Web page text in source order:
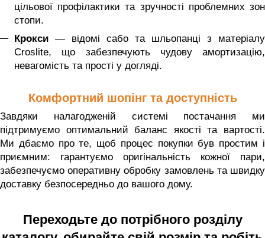
цільової профілактики та зручності проблемних зон
стопи.
Крокси — відомі сабо та шльопанці з матеріалу
Croslite, що забезпечують чудову амортизацію,
невагомість та прості у догляді.
Комфортний шопінг та доступність
Завдяки налагодженій системі постачання ми
підтримуємо оптимальний баланс якості та вартості.
Ми дбаємо про те, щоб процес покупки був простим і
приємним: гарантуємо оригінальність кожної пари,
забезпечуємо оперативну обробку замовлень та швидку
доставку безпосередньо до вашого дому.
Переходьте до потрібного розділу